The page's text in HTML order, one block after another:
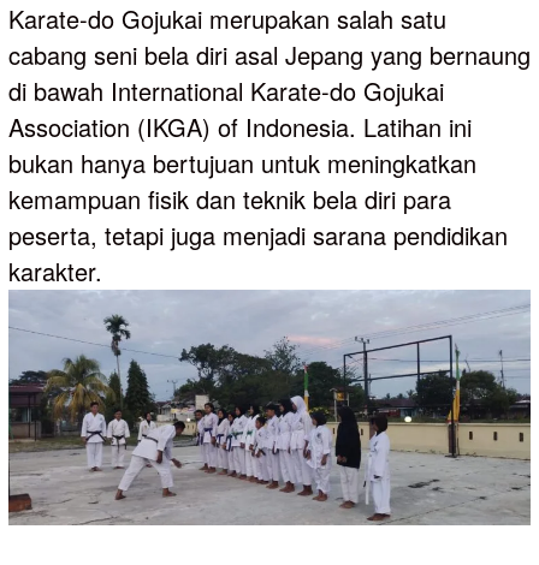
Karate-do Gojukai merupakan salah satu
cabang seni bela diri asal Jepang yang bernaung
di bawah International Karate-do Gojukai
Association (IKGA) of Indonesia. Latihan ini
bukan hanya bertujuan untuk meningkatkan
kemampuan fisik dan teknik bela diri para
peserta, tetapi juga menjadi sarana pendidikan
karakter.